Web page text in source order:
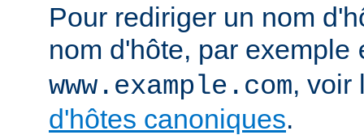
Pour rediriger un nom
nom d'hôte, par exemple
www.example.com, voir
d'hôtes canoniques.